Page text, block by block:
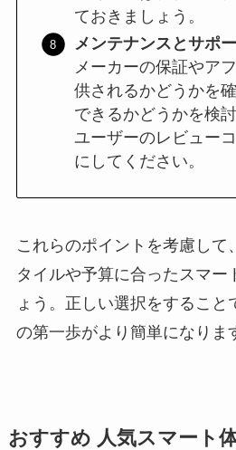
ておきましょう。
メンテナンスとサポ
メーカーの保証やア
供されるかどうかを
できるかどうかを検
ユーザーのレビュー
にしてください。
これらのポイントを考慮して
タイルや予算に合ったスマー
ょう。正しい選択をすること
の第一歩がより簡単になりま
おすすめ 人気スマート